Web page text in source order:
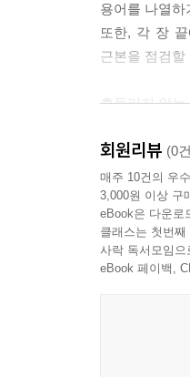
용어를 나열
또한, 각 장
근본을 점검
흔들리지 않는
성경의 요약
대로 살고, 주
신앙의 첫걸
책 한 권을 통
주요 특징 및
회원리뷰 (0
매주 10건의 우
3,000원 이상 구
eBook은 다운로
클래스는 첫번
사락 독서모임
eBook 페이백,